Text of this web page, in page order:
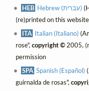
HEB
Hebrew (עברית)
(re)printed on this
ITA Italian (Italiano)
rose", copyright ©2005,
permission
SPA Spanish (Español)
guirnalda de rosas",